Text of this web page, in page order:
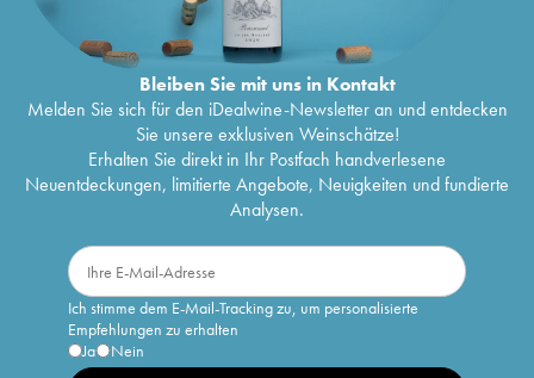
Bleiben Sie mit uns in Kontakt
Melden Sie sich für den iDealwine-Newsletter an und entdecken
Sie unsere exklusiven Weinschätze!
Erhalten Sie direkt in Ihr Postfach handverlesene
Neuentdeckungen, limitierte Angebote, Neuigkeiten und fundierte
Analysen.
Ich stimme dem E-Mail-Tracking zu, um personalisierte
Empfehlungen zu erhalten
Ja
Nein